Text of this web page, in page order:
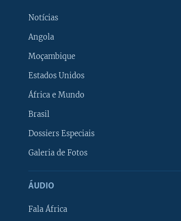
Notícias
Angola
Moçambique
Estados Unidos
África e Mundo
Brasil
Dossiers Especiais
Galeria de Fotos
ÁUDIO
Fala África